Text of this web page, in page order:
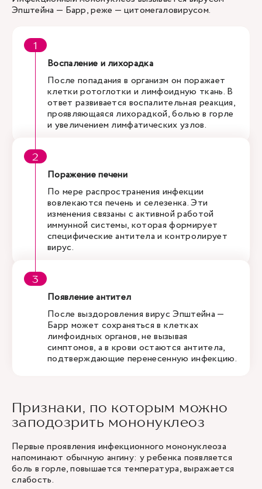
Эпштейна — Барр, реже — цитомегаловирусом.
Воспаление и лихорадка
После попадания в организм он поражает
клетки ротоглотки и лимфоидную ткань. В
ответ развивается воспалительная реакция,
проявляющаяся лихорадкой, болью в горле
и увеличением лимфатических узлов.
Поражение печени
По мере распространения инфекции
вовлекаются печень и селезенка. Эти
изменения связаны с активной работой
иммунной системы, которая формирует
специфические антитела и контролирует
вирус.
Появление антител
После выздоровления вирус Эпштейна —
Барр может сохраняться в клетках
лимфоидных органов, не вызывая
симптомов, а в крови остаются антитела,
подтверждающие перенесенную инфекцию.
Признаки, по которым можно
заподозрить мононуклеоз
Первые проявления инфекционного мононуклеоза
напоминают обычнуюангину: у ребенка появляется
боль в горле, повышается температура, выражается
слабость.